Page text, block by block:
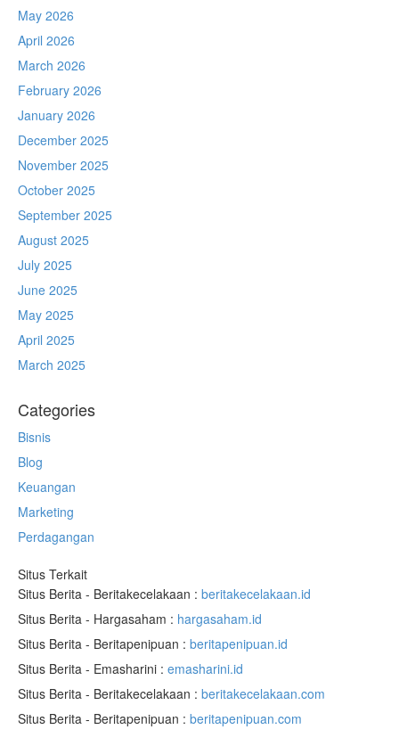
May 2026
April 2026
March 2026
February 2026
January 2026
December 2025
November 2025
October 2025
September 2025
August 2025
July 2025
June 2025
May 2025
April 2025
March 2025
Categories
Bisnis
Blog
Keuangan
Marketing
Perdagangan
Situs Terkait
Situs Berita - Beritakecelakaan : beritakecelakaan.id
Situs Berita - Hargasaham : hargasaham.id
Situs Berita - Beritapenipuan : beritapenipuan.id
Situs Berita - Emasharini : emasharini.id
Situs Berita - Beritakecelakaan : beritakecelakaan.com
Situs Berita - Beritapenipuan : beritapenipuan.com